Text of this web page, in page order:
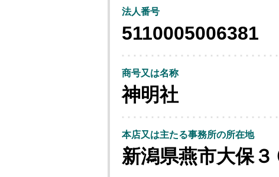
法人番号
5110005006381
商号又は名称
神明社
本店又は主たる事務所の所在地
新潟県燕市大保